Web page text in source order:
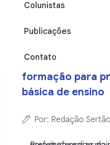
Colunistas
Publicações
Contato
Matina 20 / Mai /
Prefeitura realiza
formação para
básica de ensino
Por: Redação